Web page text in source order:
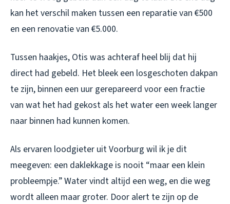
kan het verschil maken tussen een reparatie van €500
en een renovatie van €5.000.
Tussen haakjes, Otis was achteraf heel blij dat hij
direct had gebeld. Het bleek een losgeschoten dakpan
te zijn, binnen een uur gerepareerd voor een fractie
van wat het had gekost als het water een week langer
naar binnen had kunnen komen.
Als ervaren loodgieter uit Voorburg wil ik je dit
meegeven: een daklekkage is nooit “maar een klein
probleempje.” Water vindt altijd een weg, en die weg
wordt alleen maar groter. Door alert te zijn op de